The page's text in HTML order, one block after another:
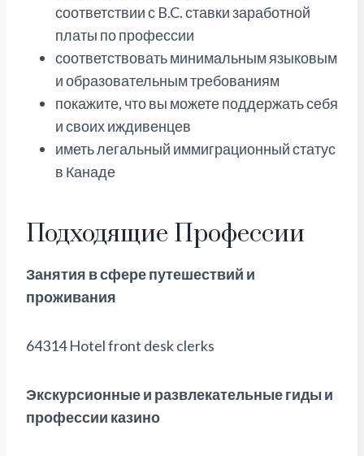
соответствии с B.C. ставки заработной
платы по профессии
соответствовать минимальным языковым
и образовательным требованиям
покажите, что вы можете поддержать себя
и своих иждивенцев
иметь легальный иммиграционный статус
в Канаде
Подходящие Профессии
Занятия в сфере путешествий и
проживания
64314 Hotel front desk clerks
Экскурсионные и развлекательные гиды и
профессии казино